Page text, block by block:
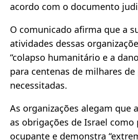
acordo com o documento
O comunicado afirma que a
atividades dessas
“colapso humanitário e a
para centenas de milhares de
necessitadas.
As organizações alegam que
as obrigações de Israel como
ocupante e demonstra